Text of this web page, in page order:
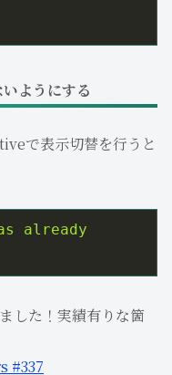
ようにする
で表示切替を行うと
already
した！実績有りな箇
#337